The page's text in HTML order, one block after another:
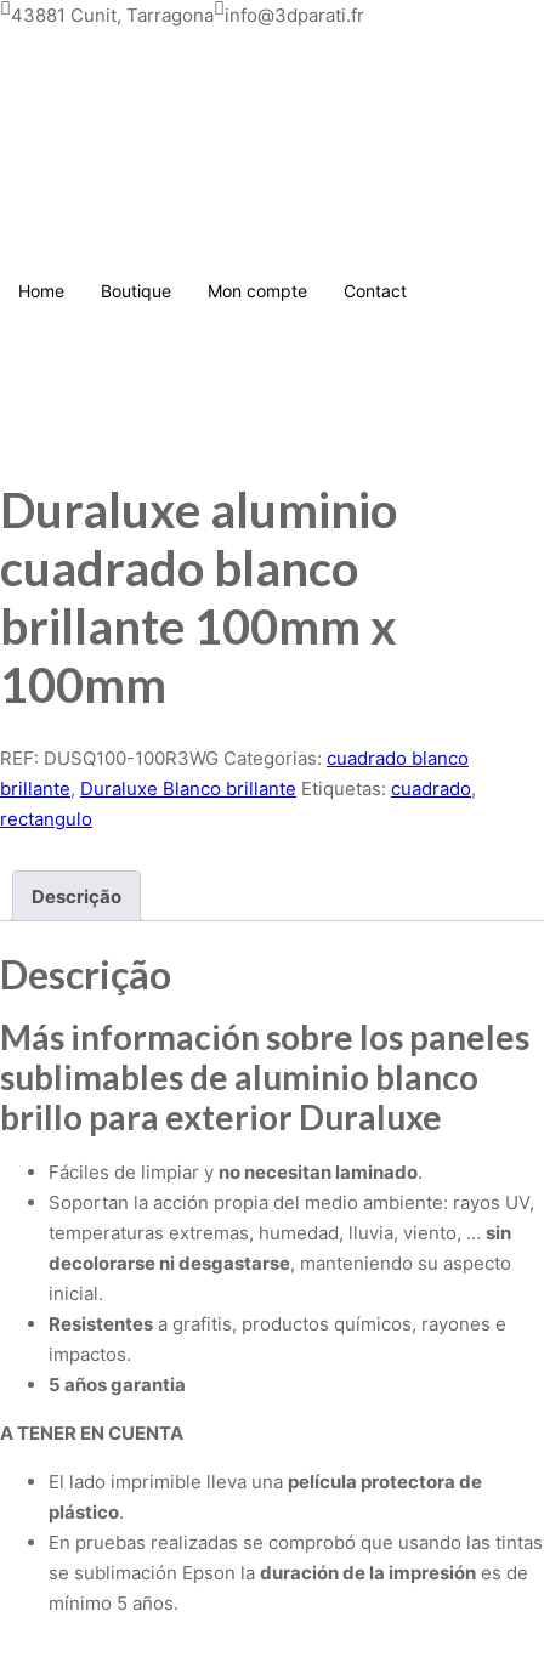
Saltar
43881 Cunit, Tarragona info@3dparati.fr
Home Boutique Mon compte Contact
Duraluxe aluminio
cuadrado blanco
brillante 100mm x
100mm
REF: DUSQ100-100R3WG Categorias: cuadrado blanco
brillante, Duraluxe Blanco brillante Etiquetas: cuadrado,
rectangulo
Descrição
Descrição
Más información sobre los paneles
sublimables de aluminio blanco
brillo para exterior Duraluxe
Fáciles de limpiar y no necesitan laminado.
Soportan la acción propia del medio ambiente: rayos UV,
temperaturas extremas, humedad, lluvia, viento, … sin
decolorarse ni desgastarse, manteniendo su aspecto
inicial.
Resistentes a grafitis, productos químicos, rayones e
impactos.
5 años garantia
A TENER EN CUENTA
El lado imprimible lleva una película protectora de
plástico.
En pruebas realizadas se comprobó que usando las tintas
se sublimación Epson la duración de la impresión es de
mínimo 5 años.